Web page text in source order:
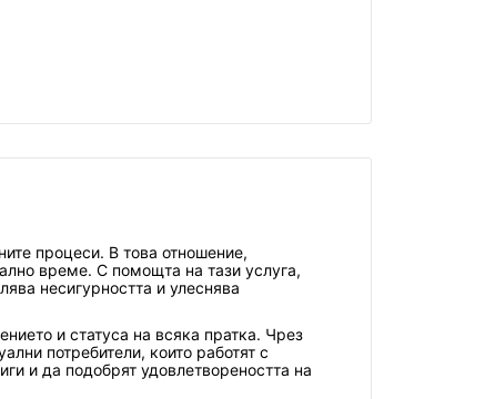
процеси. В това отношение,
време. С помощта на тази услуга,
несигурността и улеснява
и статуса на всяка пратка. Чрез
потребители, които работят с
и да подобрят удовлетвореността на